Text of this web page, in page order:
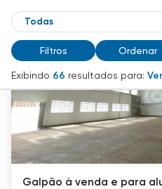
Filtros Ordenar
Exibindo 66 resultados para:
Galpão à venda e para